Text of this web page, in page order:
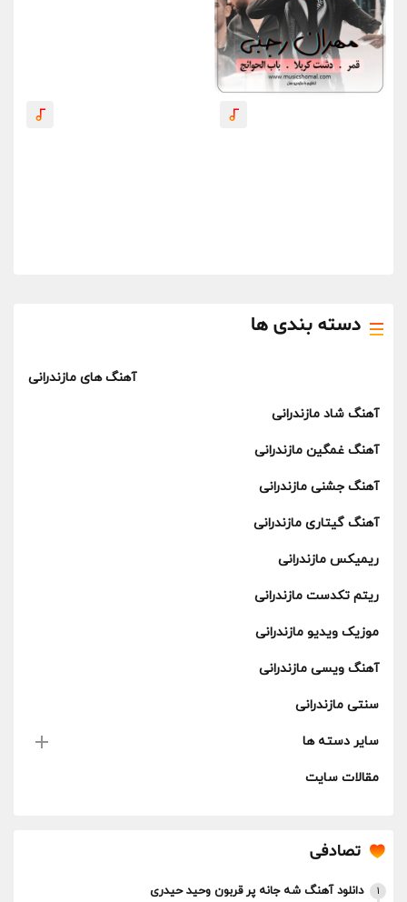
دسته بندی ها
آهنگ های مازندرانی
آهنگ شاد مازندرانی
آهنگ غمگین مازندرانی
آهنگ جشنی مازندرانی
آهنگ گیتاری مازندرانی
ریمیکس مازندرانی
ریتم تکدست مازندرانی
موزیک ویدیو مازندرانی
آهنگ ویسی مازندرانی
سنتی مازندرانی
سایر دسته ها
مقالات سایت
تصادفی
1 دانلود آهنگ شه جانه پر قربون وحید حیدری